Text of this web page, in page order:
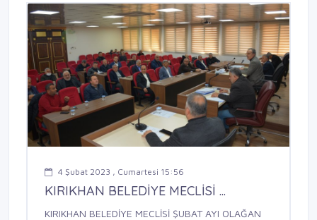
4 Şubat 2023 , Cumartesi 15:56
KIRIKHAN BELEDİYE MECLİSİ ...
KIRIKHAN BELEDİYE MECLİSİ ŞUBAT AYI OLAĞAN